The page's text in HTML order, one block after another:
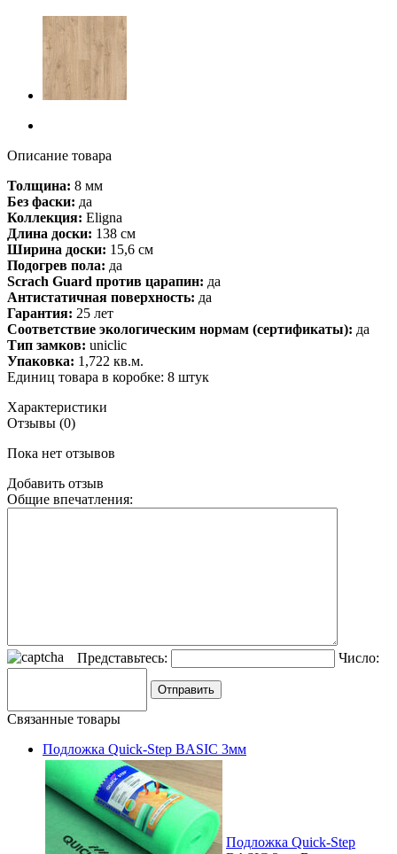
Описание товара
Толщина: 8 мм
Без фаски: да
Коллекция: Eligna
Длина доски: 138 см
Ширина доски: 15,6 см
Подогрев пола: да
Scrach Guard против царапин: да
Антистатичная поверхность: да
Гарантия: 25 лет
Соответствие экологическим нормам (сертификаты): да
Тип замков: uniclic
Упаковка: 1,722 кв.м.
Единиц товара в коробке: 8 штук
Характеристики
Отзывы (0)
Пока нет отзывов
Добавить отзыв
Общие впечатления:
Представьтесь: Число:
Связанные товары
Подложка Quick-Step BASIC 3мм
Подложка Quick-Step